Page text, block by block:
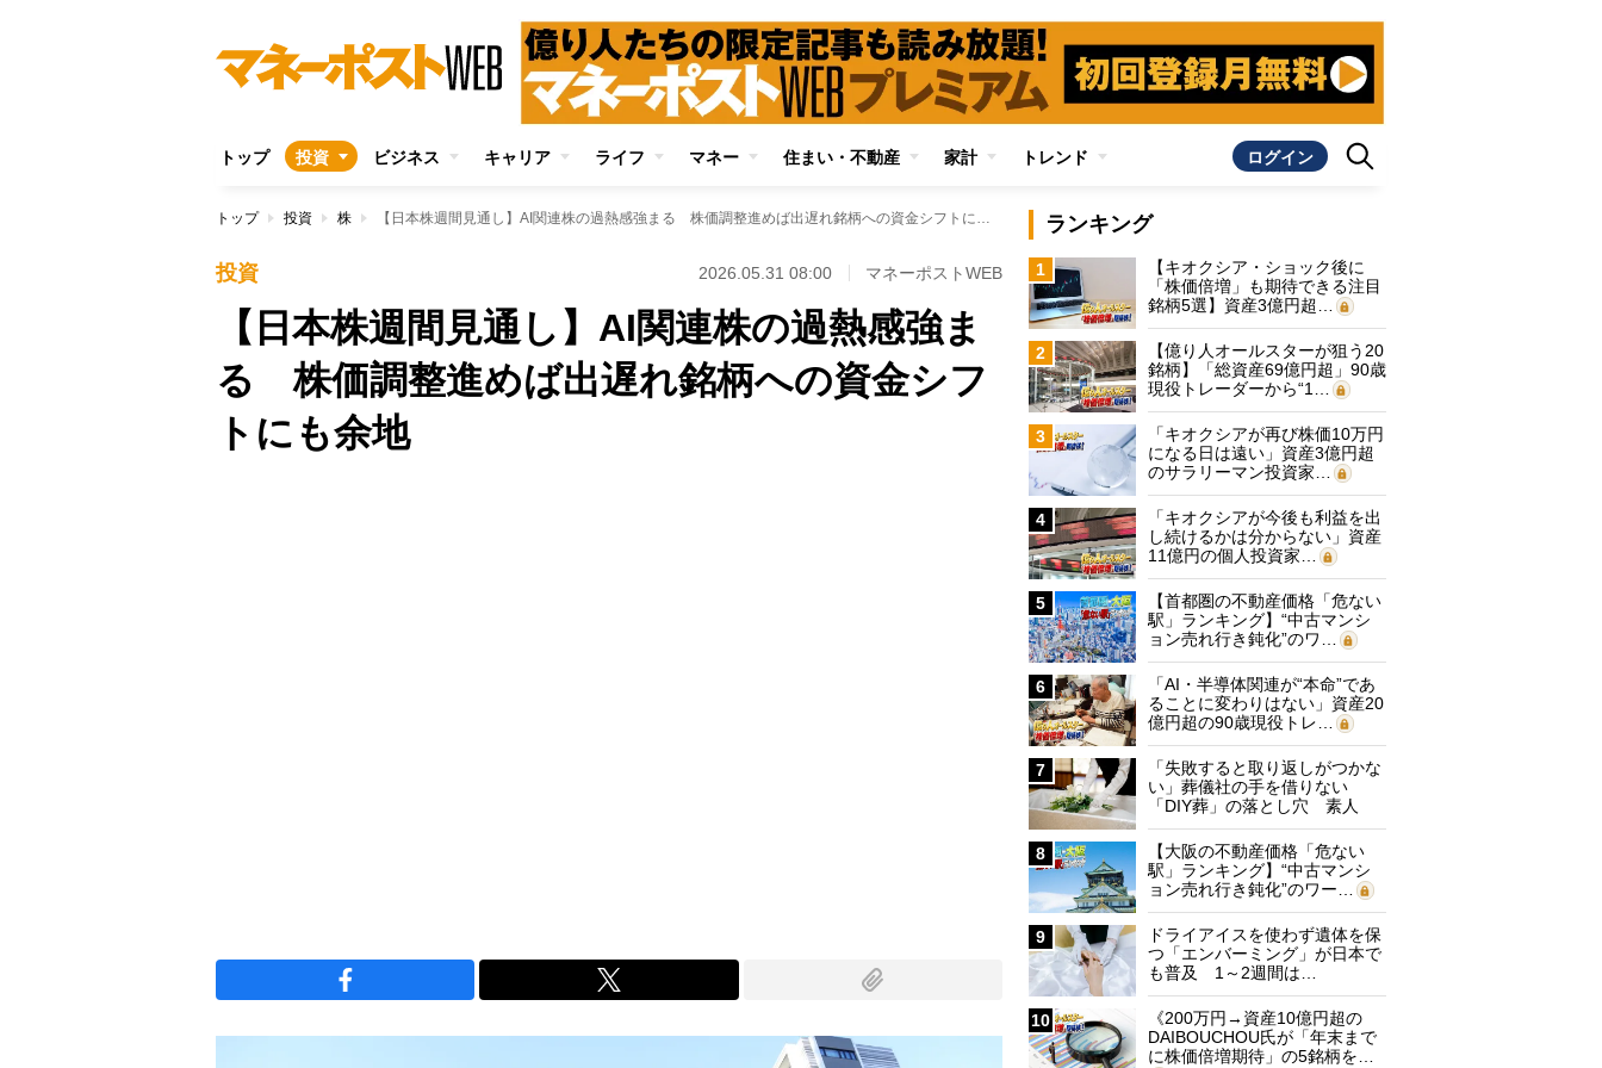
トップ 投資 ビジネス キャリア ライフ マネー 住まい・不動産 家計 トレンド ログイン
トップ 投資 株 【日本株週間見通し】AI関連株の過熱感強まる 株価調整進めば出遅れ銘柄への資金シフトにも余地
投資 2026.05.31 08:00 マネーポストWEB
【日本株週間見通し】AI関連株の過熱感強ま
る 株価調整進めば出遅れ銘柄への資金シフ
トにも余地
ランキング
1
【キオクシア・ショック後に
「株価倍増」も期待できる注目
銘柄5選】資産3億円超…
2
【億り人オールスターが狙う20
銘柄】「総資産69億円超」90歳
現役トレーダーから“1…
3
「キオクシアが再び株価10万円
になる日は遠い」資産3億円超
のサラリーマン投資家…
4
「キオクシアが今後も利益を出
し続けるかは分からない」資産
11億円の個人投資家…
5
【首都圏の不動産価格「危ない
駅」ランキング】“中古マンシ
ョン売れ行き鈍化”のワ…
6
「AI・半導体関連が“本命”であ
ることに変わりはない」資産20
億円超の90歳現役トレ…
7
「失敗すると取り返しがつかな
い」葬儀社の手を借りない
「DIY葬」の落とし穴 素人
に…
8
【大阪の不動産価格「危ない
駅」ランキング】“中古マンシ
ョン売れ行き鈍化”のワー…
9
ドライアイスを使わず遺体を保
つ「エンバーミング」が日本で
も普及 1～2週間は…
10
《200万円→資産10億円超の
DAIBOUCHOU氏が「年末まで
に株価倍増期待」の5銘柄を…